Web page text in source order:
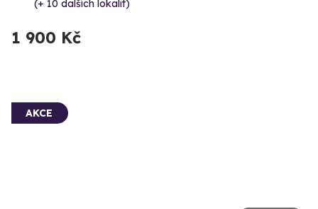
(+ 10 dalších lokalit)
1 900 Kč
AKCE